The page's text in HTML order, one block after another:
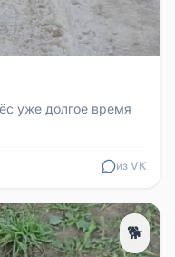
уже долгое время
из VK
🐕